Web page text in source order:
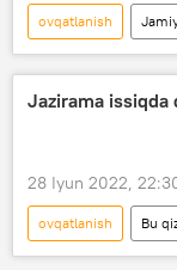
ovqatlanish
maktab direktori
Jazirama issiqda
28 Iyun 2022,
ovqatlanish Bu
Foydali